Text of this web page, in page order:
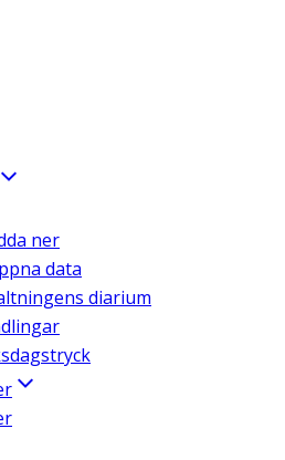
ner
data
diarium